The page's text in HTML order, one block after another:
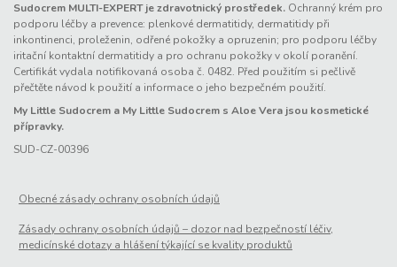
Sudocrem MULTI-EXPERT je zdravotnický prostředek. Ochranný krém pro
podporu léčby a prevence: plenkové dermatitidy, dermatitidy při
inkontinenci, proleženin, odřené pokožky a opruzenin; pro podporu léčby
iritační kontaktní dermatitidy a pro ochranu pokožky v okolí poranění.
Certifikát vydala notifikovaná osoba č. 0482. Před použitím si pečlivě
přečtěte návod k použití a informace o jeho bezpečném použití.
My Little Sudocrem a My Little Sudocrem s Aloe Vera jsou kosmetické
přípravky.
SUD-CZ-00396
Obecné zásady ochrany osobních údajů
Zásady ochrany osobních údajů – dozor nad bezpečností léčiv,
medicínské dotazy a hlášení týkající se kvality produktů